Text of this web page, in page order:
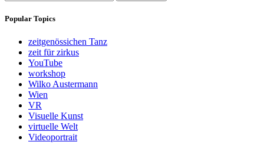
Popular Topics
zeitgenössichen Tanz
zeit für zirkus
YouTube
workshop
Wilko Austermann
Wien
VR
Visuelle Kunst
virtuelle Welt
Videoportrait